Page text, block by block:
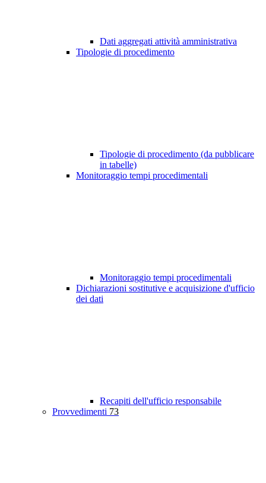
Dati aggregati attività amministrativa
Tipologie di procedimento
Tipologie di procedimento (da pubblicare
in tabelle)
Monitoraggio tempi procedimentali
Monitoraggio tempi procedimentali
Dichiarazioni sostitutive e acquisizione d'ufficio
dei dati
Recapiti dell'ufficio responsabile
Provvedimenti 73